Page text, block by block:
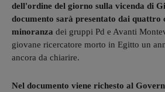
dell'ordine del giorno sulla vicenda di
documento sarà presentato dai quattro
minoranza dei gruppi Pd e Avanti
giovane ricercatore morto in Egitto un
ancora da chiarire.
Nel documento viene richesto al